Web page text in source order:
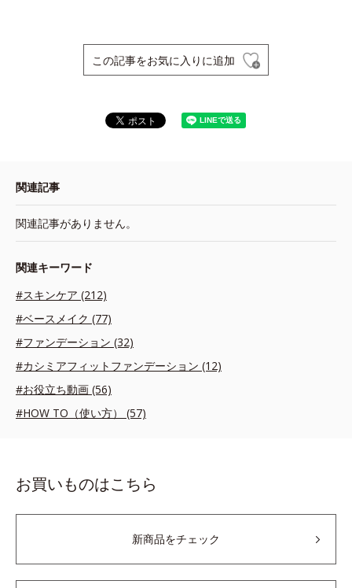
この記事をお気に入りに追加
関連記事
関連記事がありません。
関連キーワード
#スキンケア (212)
#ベースメイク (77)
#ファンデーション (32)
#カシミアフィットファンデーション (12)
#お役立ち動画 (56)
#HOW TO（使い方） (57)
お買いものはこちら
新商品をチェック